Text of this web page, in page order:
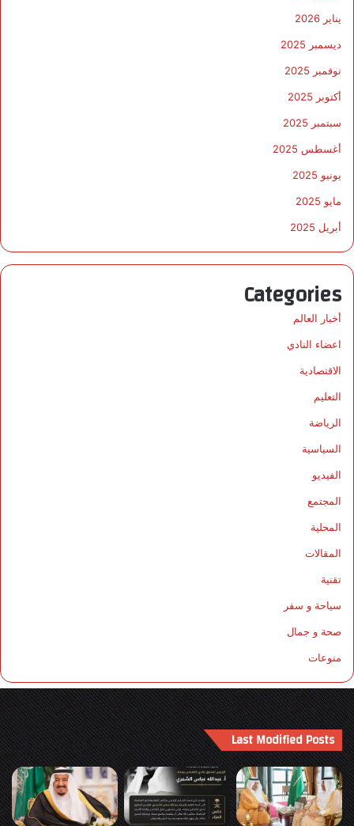
يناير 2026
ديسمبر 2025
نوفمبر 2025
أكتوبر 2025
سبتمبر 2025
أغسطس 2025
يونيو 2025
مايو 2025
أبريل 2025
Categories
أخبار العالم
اعضاء النادي
الاقتصادية
التعليم
الرياضة
السياسية
الفيديو
المجتمع
المحلية
المقالات
تقنية
سياحة و سفر
صحة و جمال
منوعات
Last Modified Posts